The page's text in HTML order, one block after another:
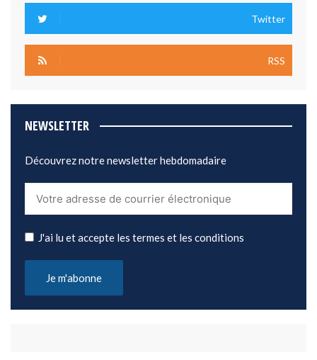
Twitter
RSS
NEWSLETTER
Découvrez notre newsletter hebdomadaire
J'ai lu et accepte les termes et les conditions